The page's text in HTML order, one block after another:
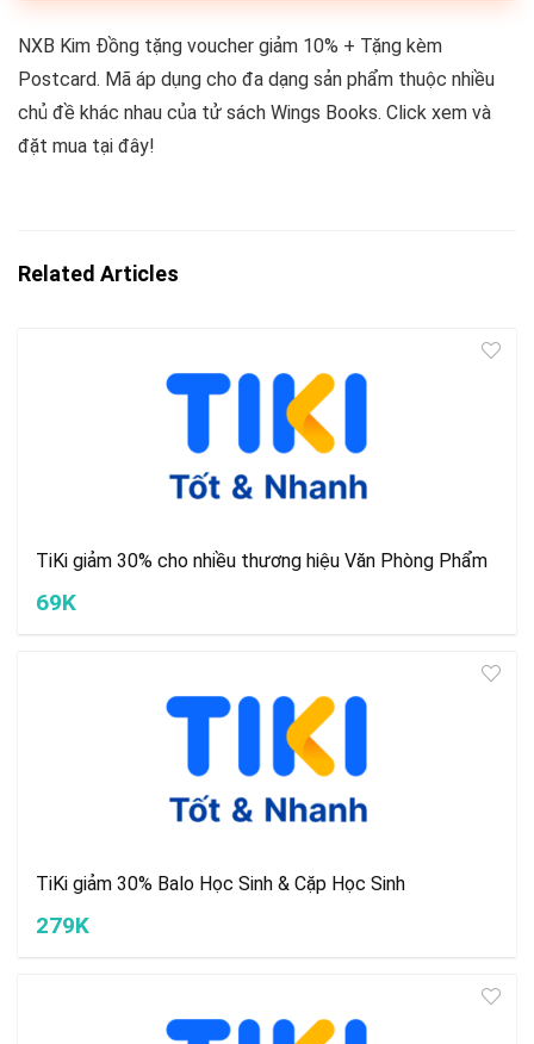
NXB Kim Đồng tặng voucher giảm 10% + Tặng kèm
Postcard. Mã áp dụng cho đa dạng sản phẩm thuộc nhiều
chủ đề khác nhau của tử sách Wings Books. Click xem và
đặt mua tại đây!
Related Articles
TiKi giảm 30% cho nhiều thương hiệu Văn Phòng Phẩm
69K
TiKi giảm 30% Balo Học Sinh & Cặp Học Sinh
279K